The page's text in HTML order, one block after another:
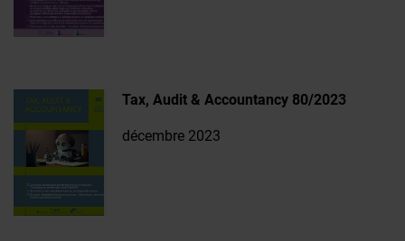
Tax, Audit & Accountancy 80/2023
décembre 2023